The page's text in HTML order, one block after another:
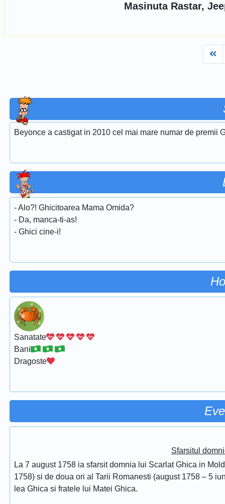
Masinuta Rastar,
Beyonce a castigat in 2010 cel mai mare numar de premii
- Alo?! Ghicitoarea Mama Omida?
- Da, manca-ti-as!
- Ghici cine-i!
Sanatate
Bani
Dragoste
Sfarsitul
La 7 august 1758 ia sfarsit domnia lui Scarlat Ghica in
1758) si de doua ori al Tarii Romanesti (august 1758 – 5
lea Ghica si fratele lui Matei Ghica.